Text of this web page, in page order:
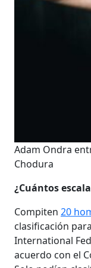
Adam Ondra
Chodura
¿Cuántos
Compiten 20
clasificación
International
acuerdo con el